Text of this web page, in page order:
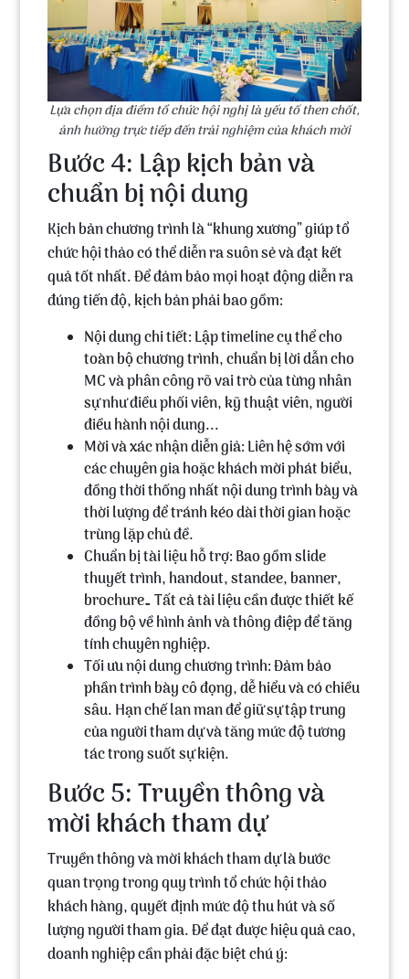
Lựa chọn địa điểm tổ chức hội nghị là yếu tố then chốt,
ảnh hưởng trực tiếp đến trải nghiệm của khách mời
Bước 4: Lập kịch bản và
chuẩn bị nội dung
Kịch bản chương trình là “khung xương” giúp tổ
chức hội thảo có thể diễn ra suôn sẻ và đạt kết
quả tốt nhất. Để đảm bảo mọi hoạt động diễn ra
đúng tiến độ, kịch bản phải bao gồm:
Nội dung chi tiết:Lập timeline cụ thể cho
toàn bộ chương trình, chuẩn bị lời dẫn cho
MC và phân công rõ vai trò của từng nhân
sự như điều phối viên, kỹ thuật viên, người
điều hành nội dung...
Mời và xác nhận diễn giả:Liên hệ sớm với
các chuyên gia hoặc khách mời phát biểu,
đồng thời thống nhất nội dung trình bày và
thời lượng để tránh kéo dài thời gian hoặc
trùng lặp chủ đề.
Chuẩn bị tài liệu hỗ trợ:Bao gồm slide
thuyết trình, handout, standee, banner,
brochure… Tất cả tài liệu cần được thiết kế
đồng bộ về hình ảnh và thông điệp để tăng
tính chuyên nghiệp.
Tối ưu nội dung chương trình:Đảm bảo
phần trình bày cô đọng, dễ hiểu và có chiều
sâu. Hạn chế lan man để giữ sự tập trung
của người tham dự và tăng mức độ tương
tác trong suốt sự kiện.
Bước 5: Truyền thông và
mời khách tham dự
Truyền thông và mời khách tham dự là bước
quan trọng trong quy trình tổ chức hội thảo
khách hàng, quyết định mức độ thu hút và số
lượng người tham gia. Để đạt được hiệu quả cao,
doanh nghiệp cần phải đặc biệt chú ý: